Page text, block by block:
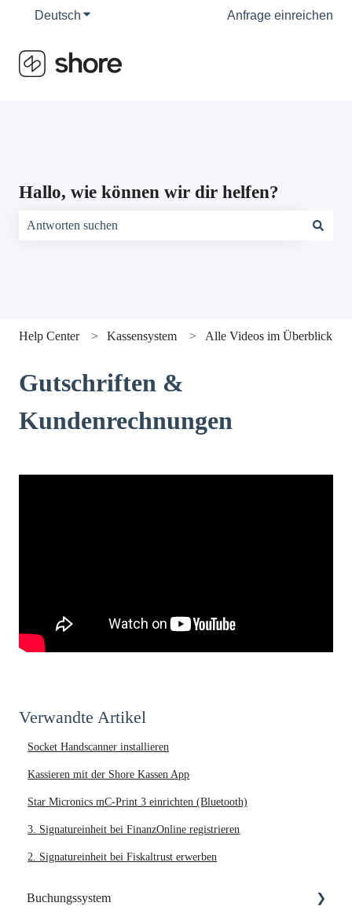
Deutsch Untermenü für Übersetzungen anzeigen
Anfrage einreichen
Hallo, wie können wir dir helfen?
Help Center Kassensystem Alle Videos im Überblick
Gutschriften &
Kundenrechnungen
Verwandte Artikel
Socket Handscanner installieren
Kassieren mit der Shore Kassen App
Star Micronics mC-Print 3 einrichten (Bluetooth)
3. Signatureinheit bei FinanzOnline registrieren
2. Signatureinheit bei Fiskaltrust erwerben
Buchungssystem